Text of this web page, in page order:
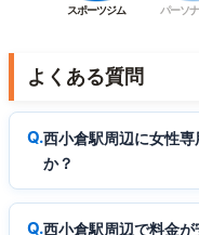
スポーツジム パーソ
よくある質問
西小倉駅周辺に女性
か？
西小倉駅周辺で料金